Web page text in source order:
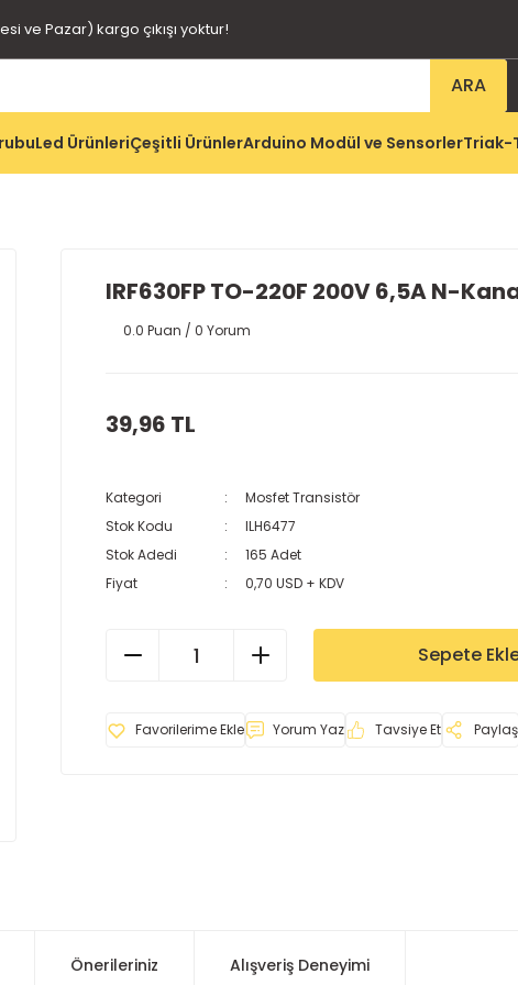
ve Pazar) kargo çıkışı yoktur!
ARA
Led ÜrünleriÇeşitli ÜrünlerArduino Modül ve SensorlerTriak-
IRF630FP TO-220F 200V 6,5A N-
0.0 Puan / 0 Yorum
39,96 TL
Kategori
Mosfet Transistör
Stok Kodu
ILH6477
Stok Adedi
165 Adet
Fiyat
0,70 USD + KDV
Sepete
Yorum Yaz Tavsiye Et Paylaş
Önerileriniz Alışveriş Deneyimi